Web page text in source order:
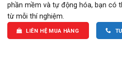
phần mềm và tự động hóa, bạn có
từ mỗi thí nghiệm.
LIÊN HỆ MUA HÀNG